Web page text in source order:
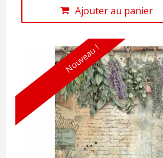
Ajouter au panier
Nouveau !